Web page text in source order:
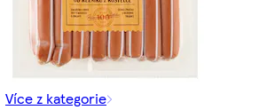
Více z kategorie